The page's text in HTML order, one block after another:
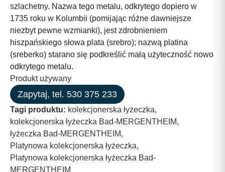
szlachetny. Nazwa tego metalu, odkrytego dopiero w
1735 roku w Kolumbii (pomijając różne dawniejsze
niezbyt pewne wzmianki), jest zdrobnieniem
hiszpańskiego słowa plata (srebro); nazwą platina
(sreberko) starano się podkreślić małą użyteczność nowo
odkrytego metalu.
Produkt używany
Zapytaj, tel. 530 375 233
Tagi produktu: kolekcjonerska łyżeczka,
kolekcjonerska łyżeczka Bad-MERGENTHEIM,
łyżeczka Bad-MERGENTHEIM,
Platynowa kolekcjonerska łyżeczka,
Platynowa kolekcjonerska łyżeczka Bad-
MERGENTHEIM